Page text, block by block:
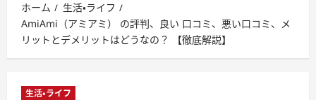
メ
ニ
ュ
ー
ホーム
生活・ライフ
AmiAmi（アミアミ） の評判、良い 口コミ、悪い口コミ、メ
リットとデメリットはどうなの？ 【徹底解説】
生活・ライフ